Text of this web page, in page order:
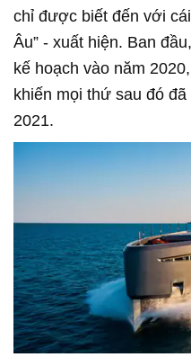
chỉ được biết đến với
Âu” - xuất hiện. Ban
kế hoạch vào năm
khiến mọi thứ sau đó
2021.